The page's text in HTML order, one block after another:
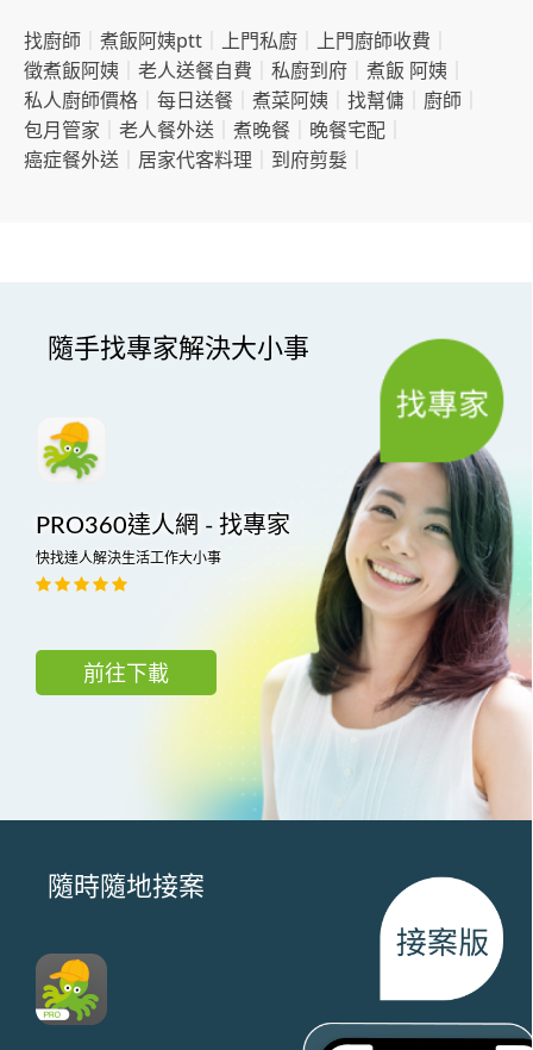
找廚師 煮飯阿姨ptt 上門私廚 上門廚師收費
徵煮飯阿姨
老人送餐自費 私廚到府 煮飯 阿姨
私人廚師價格
每日送餐 煮菜阿姨 找幫傭 廚師
包月管家
老人餐外送 煮晚餐 晚餐宅配
癌症餐外送
居家代客料理 到府剪髮
隨手找專家解決大小事
PRO360達人網 - 找專家
快找達人解決生活工作大小事
前往下載
隨時隨地接案